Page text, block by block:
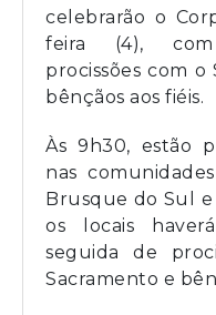
celebrarão o
feira (4), com
procissões com o
bênçãos aos fiéis.
Às 9h30, estão
nas
Brusque do Sul e
os locais
seguida de
Sacramento e